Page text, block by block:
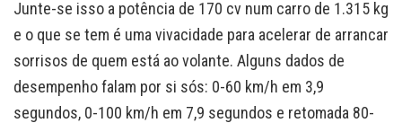
Junte-se isso a potência de 170 cv num carro de 1.315 kg
e o que se tem é uma vivacidade para acelerar de arrancar
sorrisos de quem está ao volante. Alguns dados de
desempenho falam por si sós: 0-60 km/h em 3,9
segundos, 0-100 km/h em 7,9 segundos e retomada 80-